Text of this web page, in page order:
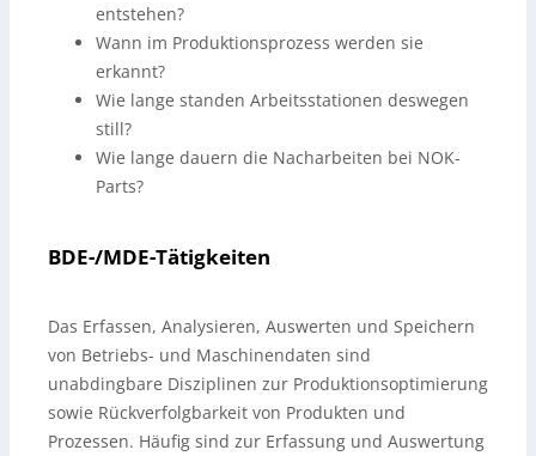
entstehen?
Wann im Produktionsprozess werden sie
erkannt?
Wie lange standen Arbeitsstationen deswegen
still?
Wie lange dauern die Nacharbeiten bei NOK-
Parts?
BDE-/MDE-Tätigkeiten
Das Erfassen, Analysieren, Auswerten und Speichern
von Betriebs- und Maschinendaten sind
unabdingbare Disziplinen zur Produktionsoptimierung
sowie Rückverfolgbarkeit von Produkten und
Prozessen. Häufig sind zur Erfassung und Auswertung